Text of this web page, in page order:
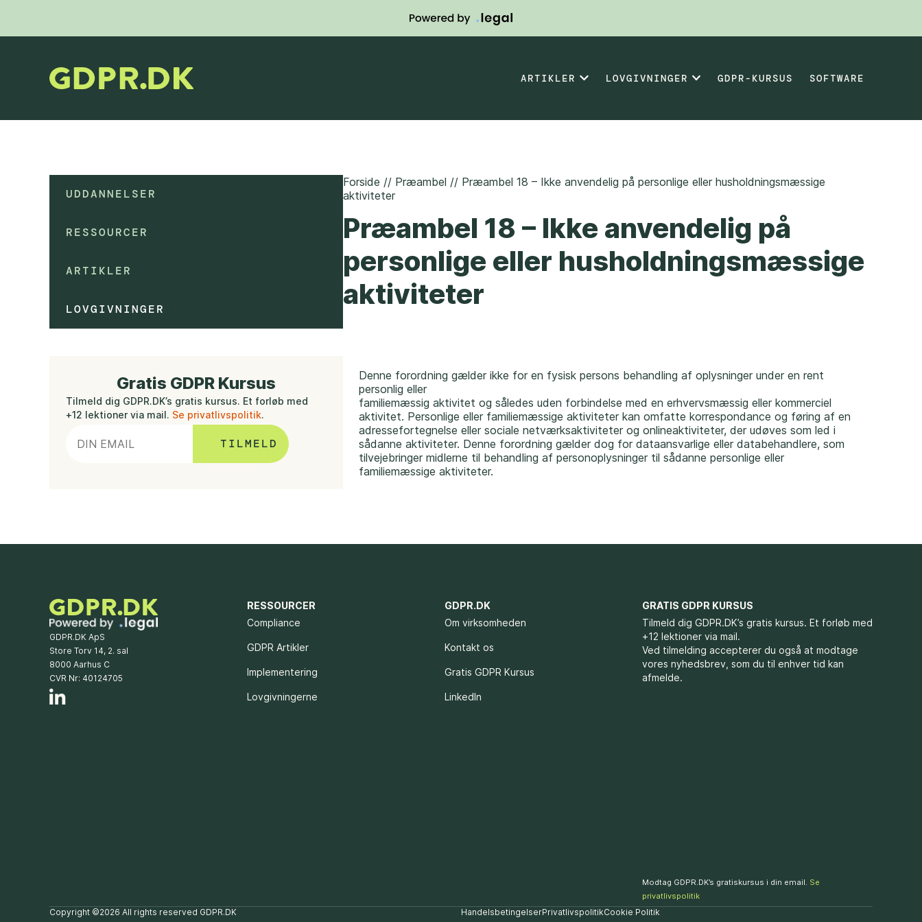
ARTIKLER LOVGIVNINGER GDPR-KURSUS SOFTWARE
UDDANNELSER
RESSOURCER
ARTIKLER
LOVGIVNINGER
Gratis GDPR Kursus
Tilmeld dig GDPR.DK’s gratis kursus. Et forløb med
+12 lektioner via mail. Se privatlivspolitik.
Forside // Præambel // Præambel 18 – Ikke anvendelig på personlige eller husholdningsmæssige
aktiviteter
Præambel 18 – Ikke anvendelig på
personlige eller husholdningsmæssige
aktiviteter
Denne forordning gælder ikke for en fysisk persons behandling af oplysninger under en rent
personlig eller
familiemæssig aktivitet og således uden forbindelse med en erhvervsmæssig eller kommerciel
aktivitet. Personlige eller familiemæssige aktiviteter kan omfatte korrespondance og føring af en
adressefortegnelse eller sociale netværksaktiviteter og onlineaktiviteter, der udøves som led i
sådanne aktiviteter. Denne forordning gælder dog for dataansvarlige eller databehandlere, som
tilvejebringer midlerne til behandling af personoplysninger til sådanne personlige eller
familiemæssige aktiviteter.
GDPR.DK ApS
Store Torv 14, 2. sal
8000 Aarhus C
CVR Nr: 40124705
RESSOURCER
Compliance
GDPR Artikler
Implementering
Lovgivningerne
GDPR.DK
Om virksomheden
Kontakt os
Gratis GDPR Kursus
LinkedIn
GRATIS GDPR KURSUS
Tilmeld dig GDPR.DK’s gratis kursus. Et forløb med
+12 lektioner via mail.
Ved tilmelding accepterer du også at modtage
vores nyhedsbrev, som du til enhver tid kan
afmelde.
Modtag GDPR.DK’s gratiskursus i din email. Se
privatlivspolitik
Copyright ©2026 All rights reserved GDPR.DK HandelsbetingelserPrivatlivspolitikCookie Politik